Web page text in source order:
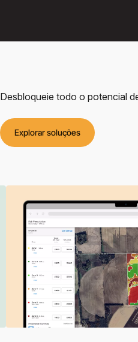
Desbloqueie todo o potencial
Explorar soluções